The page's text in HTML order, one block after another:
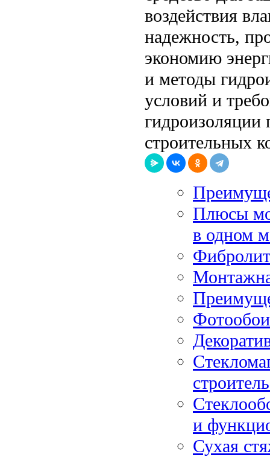
воздействия
надежность,
экономию
и методы
условий и
гидроизоляции
строительных
Плюсы
в одном
и
Сухая